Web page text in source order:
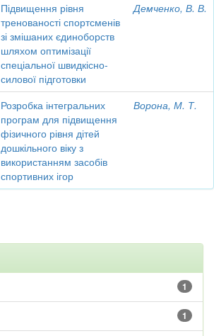
Підвищення рівня
тренованості спортсменів
зі змішаних єдиноборств
шляхом оптимізації
спеціальної швидкісно-
силової підготовки
Демченко, В. В.
Розробка інтегральних
програм для підвищення
фізичного рівня дітей
дошкільного віку з
використанням засобів
спортивних ігор
Ворона, М. Т.
1
1